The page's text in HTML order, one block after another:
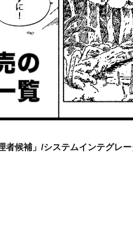
者候補」/システムインテグレ